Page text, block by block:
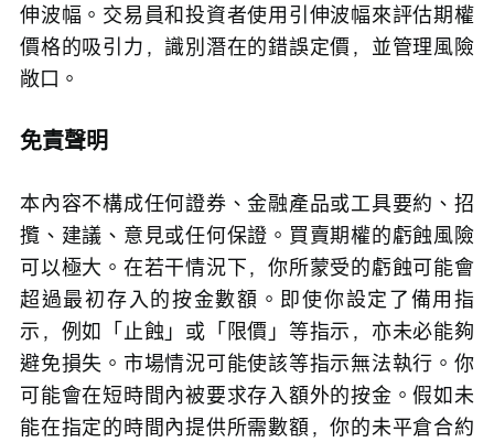
伸波幅。交易員和投資者使用引伸波幅來評估期權
價格的吸引力，識別潛在的錯誤定價，並管理風險
敞口。
免責聲明
本內容不構成任何證券、金融產品或工具要約、招
攬、建議、意見或任何保證。買賣期權的虧蝕風險
可以極大。在若干情況下，你所蒙受的虧蝕可能會
超過最初存入的按金數額。即使你設定了備用指
示，例如「止蝕」或「限價」等指示，亦未必能夠
避免損失。市場情況可能使該等指示無法執行。你
可能會在短時間內被要求存入額外的按金。假如未
能在指定的時間內提供所需數額，你的未平倉合約